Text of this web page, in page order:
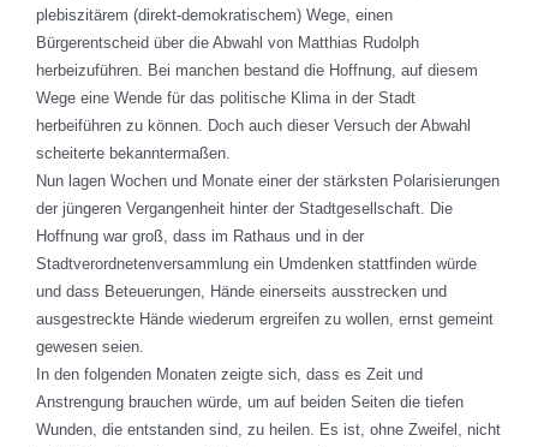
plebiszitärem (direkt-demokratischem) Wege, einen
Bürgerentscheid über die Abwahl von Matthias Rudolph
herbeizuführen. Bei manchen bestand die Hoffnung, auf diesem
Wege eine Wende für das politische Klima in der Stadt
herbeiführen zu können. Doch auch dieser Versuch der Abwahl
scheiterte bekanntermaßen.
Nun lagen Wochen und Monate einer der stärksten Polarisierungen
der jüngeren Vergangenheit hinter der Stadtgesellschaft. Die
Hoffnung war groß, dass im Rathaus und in der
Stadtverordnetenversammlung ein Umdenken stattfinden würde
und dass Beteuerungen, Hände einerseits ausstrecken und
ausgestreckte Hände wiederum ergreifen zu wollen, ernst gemeint
gewesen seien.
In den folgenden Monaten zeigte sich, dass es Zeit und
Anstrengung brauchen würde, um auf beiden Seiten die tiefen
Wunden, die entstanden sind, zu heilen. Es ist, ohne Zweifel, nicht